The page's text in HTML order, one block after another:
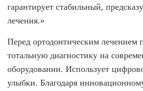
гарантирует стабильный,
лечения.»
Перед ортодонтическим лечением
тотальную диагностику на
оборудовании. Использует
улыбки. Благодаря